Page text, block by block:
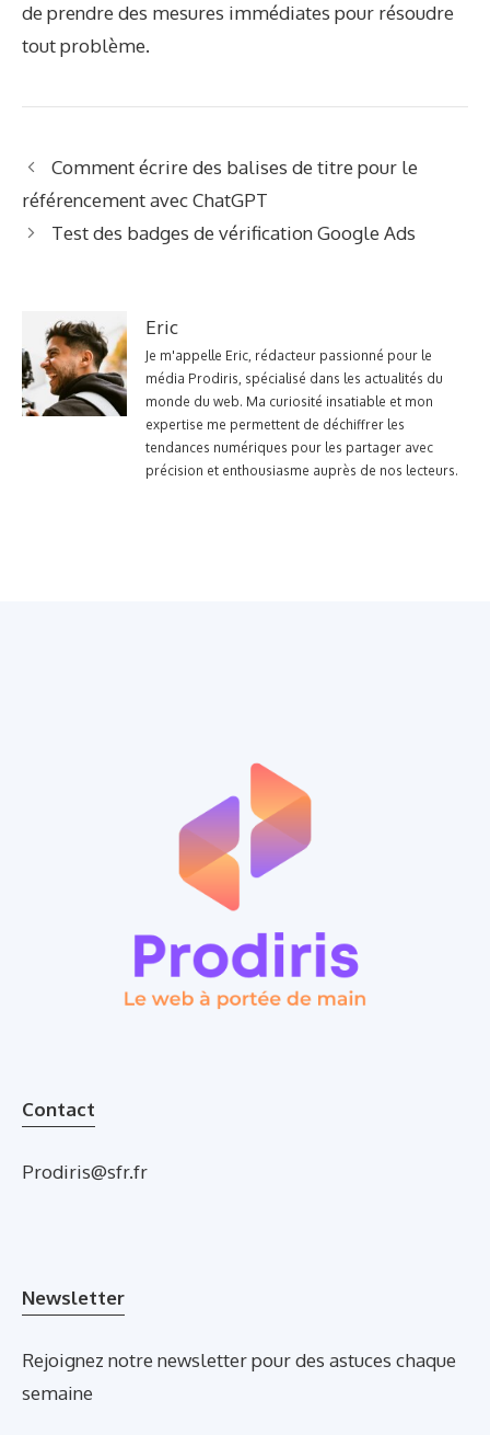
de prendre des mesures immédiates pour résoudre
tout problème.
Comment écrire des balises de titre pour le
référencement avec ChatGPT
Test des badges de vérification Google Ads
Eric
Je m'appelle Eric, rédacteur passionné pour le
média Prodiris, spécialisé dans les actualités du
monde du web. Ma curiosité insatiable et mon
expertise me permettent de déchiffrer les
tendances numériques pour les partager avec
précision et enthousiasme auprès de nos lecteurs.
Contact
Prodiris@sfr.fr
Newsletter
Rejoignez notre newsletter pour des astuces chaque
semaine